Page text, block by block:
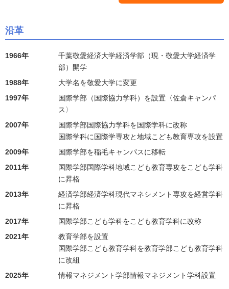
沿革
1966年
千葉敬愛経済大学経済学部（現・敬愛大学経済学
部）開学
1988年
大学名を敬愛大学に変更
1997年
国際学部（国際協力学科）を設置〈佐倉キャンパ
ス〉
2007年
国際学部国際協力学科を国際学科に改称
国際学科に国際学専攻と地域こども教育専攻を設置
2009年
国際学部を稲毛キャンパスに移転
2011年
国際学部国際学科地域こども教育専攻をこども学科
に昇格
2013年
経済学部経済学科現代マネシメント専攻を経営学科
に昇格
2017年
国際学部こども学科をこども教育学科に改称
2021年
教育学部を設置
国際学部こども教育学科を教育学部こども教育学科
に改組
2025年
情報マネジメント学部情報マネジメント学科設置